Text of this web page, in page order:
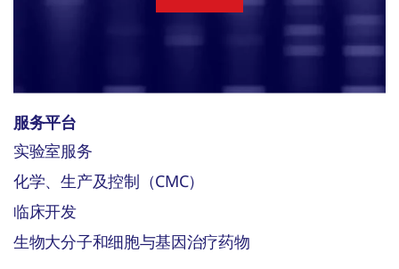
服务平台
实验室服务
化学、生产及控制（CMC）
临床开发
生物大分子和细胞与基因治疗药物